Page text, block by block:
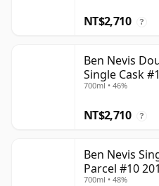
NT$2,710 ?
Ben Nevis
Single Cask
700ml • 46%
NT$2,710 ?
Ben Nevis
Parcel #10
700ml • 48%